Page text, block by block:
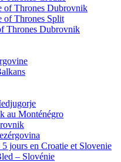
of Thrones Dubrovnik
of Thrones Split
Thrones Dubrovnik
au Monténégro
jours en Croatie et Slovenie
– Slovénie